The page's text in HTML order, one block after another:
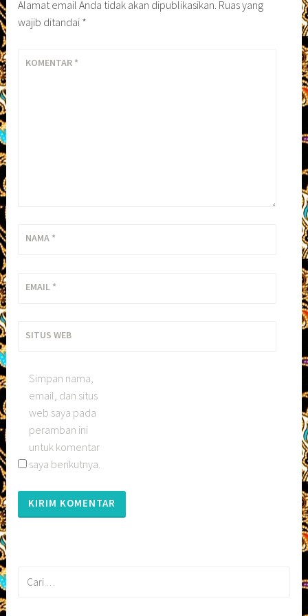
Alamat email Anda tidak akan dipublikasikan. Ruas yang
wajib ditandai *
KOMENTAR *
NAMA *
EMAIL *
SITUS WEB
Simpan nama,
email, dan situs
web saya pada
peramban ini
untuk komentar
saya berikutnya.